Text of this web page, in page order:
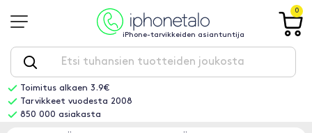
iPhone-tarvikkeiden asiantuntija
0
Toimitus alkaen 3.9€
Tarvikkeet vuodesta 2008
850 000 asiakasta